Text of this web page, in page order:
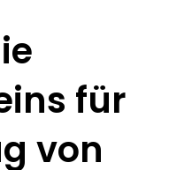
für
von